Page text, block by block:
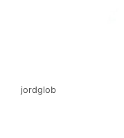
jordglob